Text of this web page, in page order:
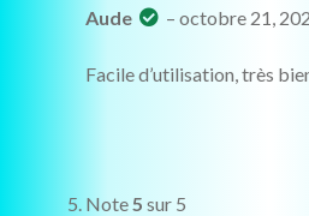
Aude
– octobre 21,
Facile d’utilisation, très
Note5 sur 5